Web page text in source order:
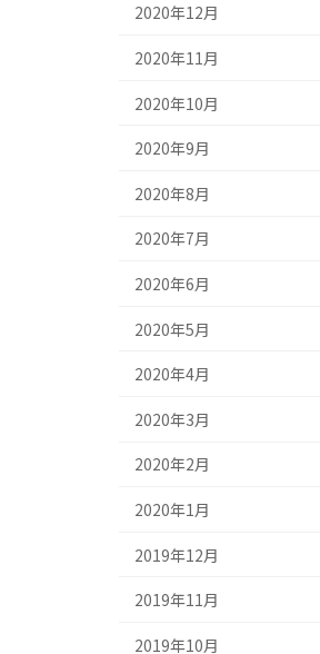
2020年12月
2020年11月
2020年10月
2020年9月
2020年8月
2020年7月
2020年6月
2020年5月
2020年4月
2020年3月
2020年2月
2020年1月
2019年12月
2019年11月
2019年10月